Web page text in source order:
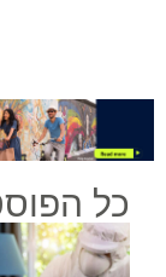
כל